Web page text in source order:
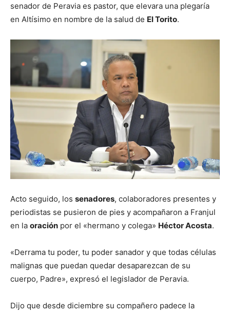
senador de Peravia es pastor, que elevara una plegaría
en Altísimo en nombre de la salud de El Torito.
Acto seguido, los senadores, colaboradores presentes y
periodistas se pusieron de pies y acompañaron a Franjul
en la oración por el «hermano y colega» Héctor Acosta.
«Derrama tu poder, tu poder sanador y que todas células
malignas que puedan quedar desaparezcan de su
cuerpo, Padre», expresó el legislador de Peravia.
Dijo que desde diciembre su compañero padece la